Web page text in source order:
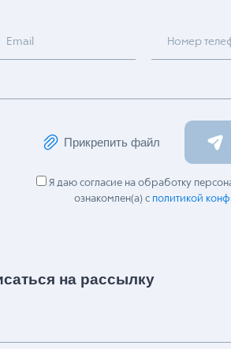
Email Номер
Прикрепить файл
Я даю согласие на обработку
ознакомлен(а) с политикой
на рассылку